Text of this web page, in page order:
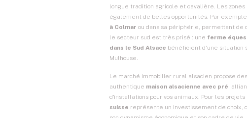
longue tradition agricole et cavalière. Les
également de belles opportunités. Par
à Colmar ou dans sa périphérie, permettant de
le secteur sud est très prisé : une ferme
dans le Sud Alsace bénéficient d'une situation
Mulhouse.
Le marché immobilier rural alsacien propose
authentique maison alsacienne avec pré ,
d'installations pour vos animaux. Pour les
suisse représente un investissement de